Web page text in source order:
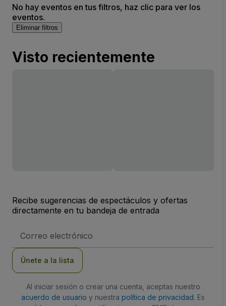
No hay eventos en tus filtros, haz clic para ver los
eventos.
Eliminar filtros
Visto recientemente
Recibe sugerencias de espectáculos y ofertas
directamente en tu bandeja de entrada
de
Únete a la lista
Al iniciar sesión o crear una cuenta, aceptas nuestro
acuerdo de usuario y nuestra política de privacidad. Es